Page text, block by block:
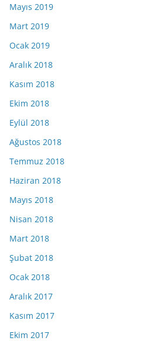
Mayıs 2019
Mart 2019
Ocak 2019
Aralık 2018
Kasım 2018
Ekim 2018
Eylül 2018
Ağustos 2018
Temmuz 2018
Haziran 2018
Mayıs 2018
Nisan 2018
Mart 2018
Şubat 2018
Ocak 2018
Aralık 2017
Kasım 2017
Ekim 2017